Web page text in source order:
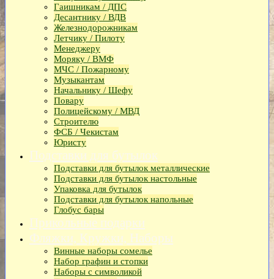
Гаишникам / ДПС
Десантнику / ВДВ
Железнодорожникам
Летчику / Пилоту
Менеджеру
Моряку / ВМФ
МЧС / Пожарному
Музыкантам
Начальнику / Шефу
Повару
Полицейскому / МВД
Строителю
ФСБ / Чекистам
Юристу
Подставки для бутылок
Подставки для бутылок металлические
Подставки для бутылок настольные
Упаковка для бутылок
Подставки для бутылок напольные
Глобус бары
Прикольные подарки
Фляжки, Кружки, Наборы
Винные наборы сомелье
Набор графин и стопки
Наборы с символикой